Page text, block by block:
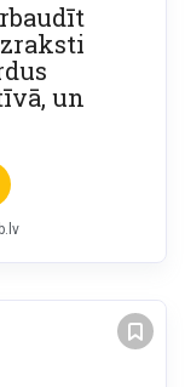
un